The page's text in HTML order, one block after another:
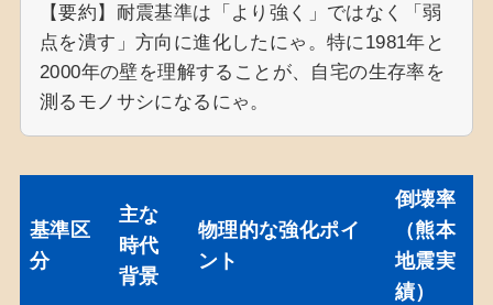
【要約】耐震基準は「より強く」ではなく「弱
点を潰す」方向に進化したにゃ。特に1981年と
2000年の壁を理解することが、自宅の生存率を
測るモノサシになるにゃ。
基準区
分
主な
時代
背景
物理的な強化ポイ
ント
倒壊率
（熊本
地震実
績）